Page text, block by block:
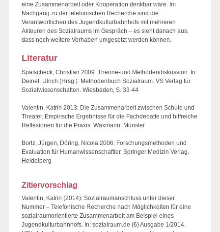
eine Zusammenarbeit oder Kooperation denkbar wäre. Im
Nachgang zu der telefonischen Recherche sind die
Verantwortlichen des Jugendkulturbahnhofs mit mehreren
Akteuren des Sozialraums im Gespräch – es sieht danach aus,
dass noch weitere Vorhaben umgesetzt werden können.
Literatur
Spatscheck, Christian 2009: Theorie-und Methodendiskussion. In:
Deinet, Ulrich (Hrsg.): Methodenbuch Sozialraum. VS Verlag für
Sozialwissenschaften. Wiesbaden, S. 33-44
Valentin, Katrin 2013: Die Zusammenarbeit zwischen Schule und
Theater. Empirische Ergebnisse für die Fachdebatte und hilfreiche
Reflexionen für die Praxis. Waxmann. Münster
Bortz, Jürgen, Döring, Nicola 2006: Forschungsmethoden und
Evaluation für Humanwissenschaftler. Springer Medizin Verlag.
Heidelberg
Zitiervorschlag
Valentin, Katrin (2014): Sozialraumanschluss unter dieser
Nummer – Telefonische Recherche nach Möglichkeiten für eine
sozialraumorientierte Zusammenarbeit am Beispiel eines
Jugendkulturbahnhofs. In: sozialraum.de (6) Ausgabe 1/2014.